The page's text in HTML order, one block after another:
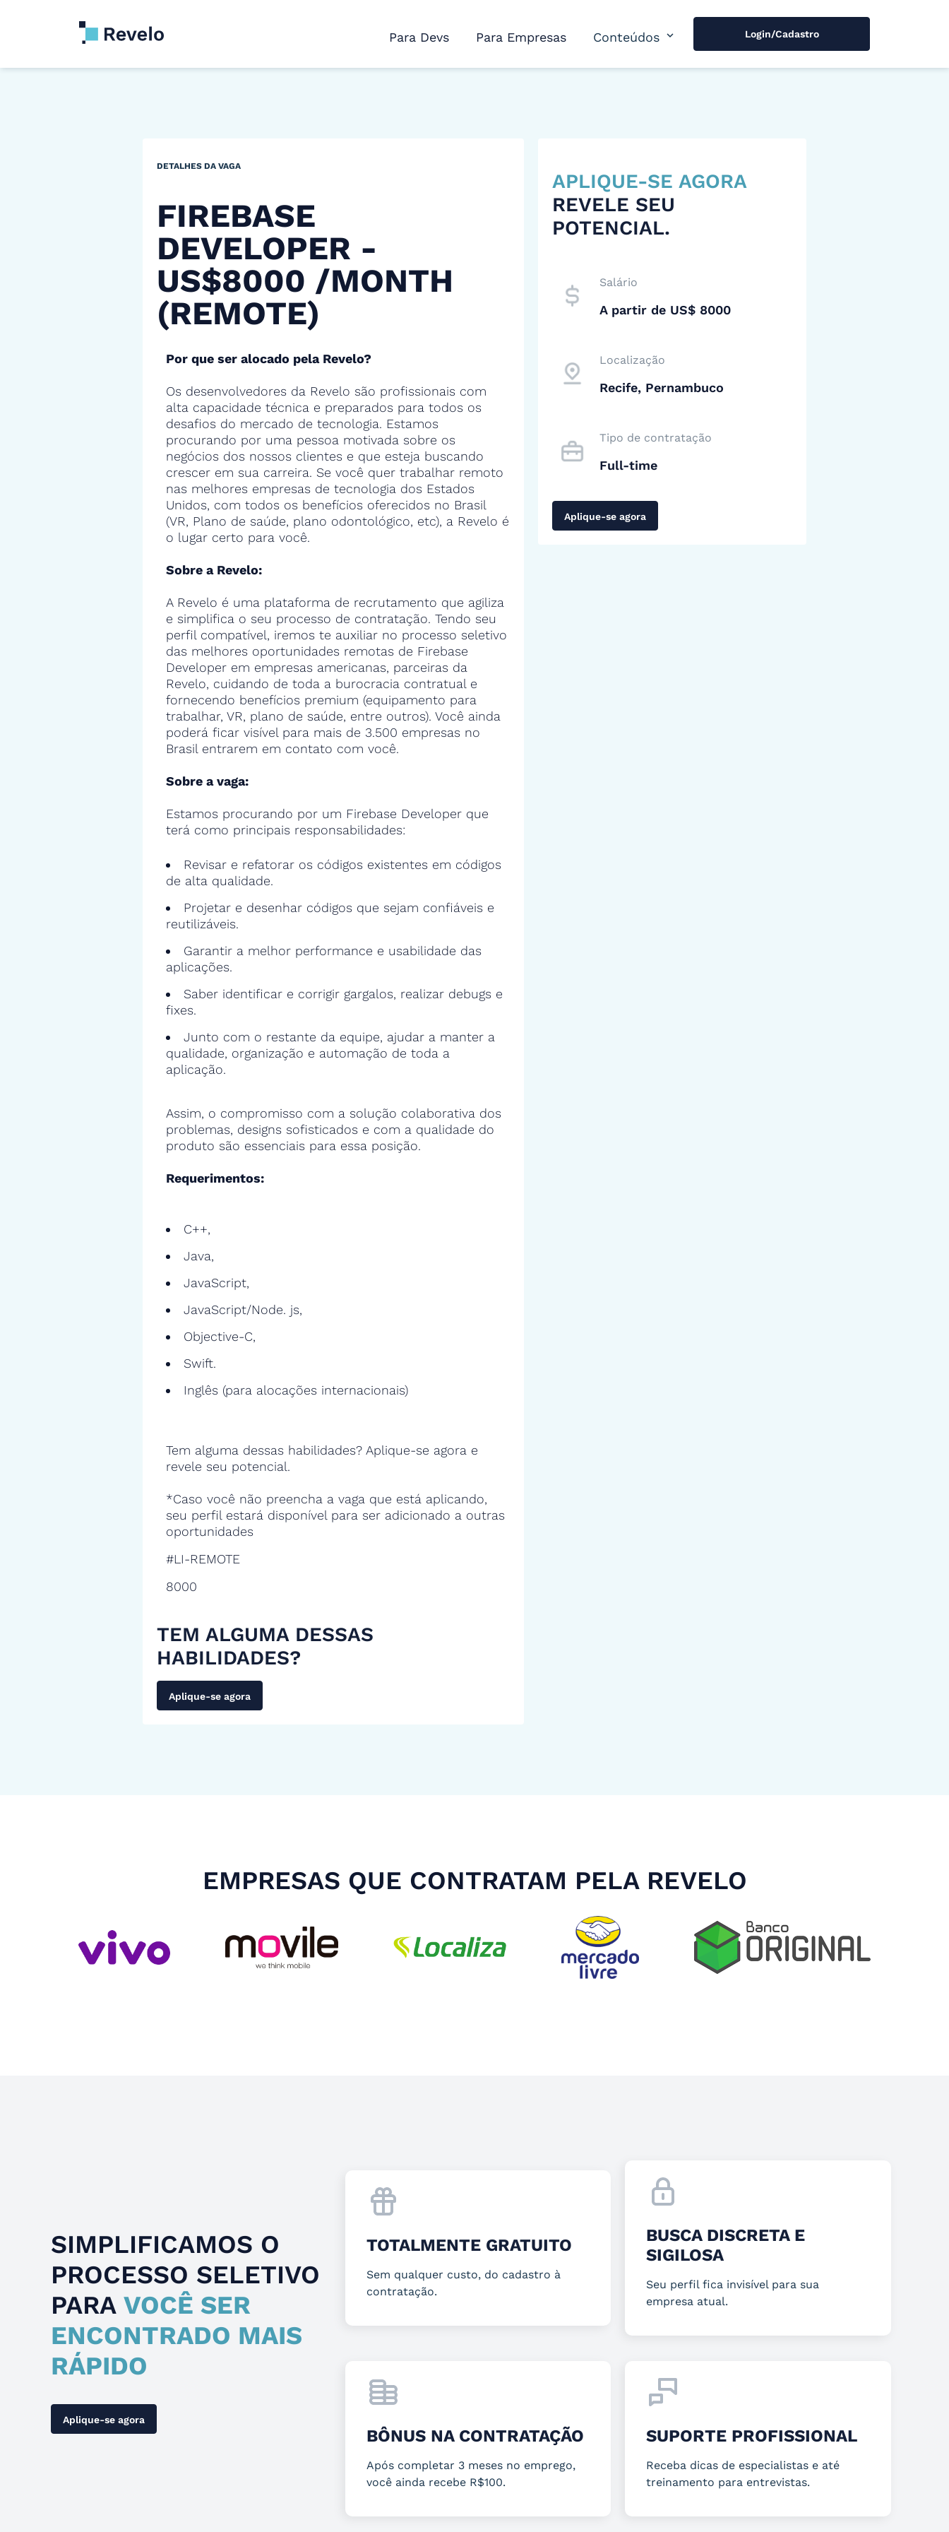
Para Devs Para Empresas Conteúdos expand_more Login/Cadastro
DETALHES DA VAGA
FIREBASE
DEVELOPER -
US$8000 /MONTH
(REMOTE)
Por que ser alocado pela Revelo?
Os desenvolvedores da Revelo são profissionais com
alta capacidade técnica e preparados para todos os
desafios do mercado de tecnologia. Estamos
procurando por uma pessoa motivada sobre os
negócios dos nossos clientes e que esteja buscando
crescer em sua carreira. Se você quer trabalhar remoto
nas melhores empresas de tecnologia dos Estados
Unidos, com todos os benefícios oferecidos no Brasil
(VR, Plano de saúde, plano odontológico, etc), a Revelo é
o lugar certo para você.
Sobre a Revelo:
A Revelo é uma plataforma de recrutamento que agiliza
e simplifica o seu processo de contratação. Tendo seu
perfil compatível, iremos te auxiliar no processo seletivo
das melhores oportunidades remotas de Firebase
Developer em empresas americanas, parceiras da
Revelo, cuidando de toda a burocracia contratual e
fornecendo benefícios premium (equipamento para
trabalhar, VR, plano de saúde, entre outros). Você ainda
poderá ficar visível para mais de 3.500 empresas no
Brasil entrarem em contato com você.
Sobre a vaga:
Estamos procurando por um Firebase Developer que
terá como principais responsabilidades:
Revisar e refatorar os códigos existentes em códigos
de alta qualidade.
Projetar e desenhar códigos que sejam confiáveis e
reutilizáveis.
Garantir a melhor performance e usabilidade das
aplicações.
Saber identificar e corrigir gargalos, realizar debugs e
fixes.
Junto com o restante da equipe, ajudar a manter a
qualidade, organização e automação de toda a
aplicação.
Assim, o compromisso com a solução colaborativa dos
problemas, designs sofisticados e com a qualidade do
produto são essenciais para essa posição.
Requerimentos:
C++,
Java,
JavaScript,
JavaScript/Node. js,
Objective-C,
Swift.
Inglês (para alocações internacionais)
Tem alguma dessas habilidades? Aplique-se agora e
revele seu potencial.
*Caso você não preencha a vaga que está aplicando,
seu perfil estará disponível para ser adicionado a outras
oportunidades
#LI-REMOTE
8000
TEM ALGUMA DESSAS
HABILIDADES?
Aplique-se agora
APLIQUE-SE AGORA
REVELE SEU
POTENCIAL.
Salário
A partir de US$ 8000
Localização
Recife, Pernambuco
Tipo de contratação
Full-time
Aplique-se agora
EMPRESAS QUE CONTRATAM PELA REVELO
SIMPLIFICAMOS O
PROCESSO SELETIVO
PARA VOCÊ SER
ENCONTRADO MAIS
RÁPIDO
Aplique-se agora
TOTALMENTE GRATUITO
Sem qualquer custo, do cadastro à
contratação.
BUSCA DISCRETA E
SIGILOSA
Seu perfil fica invisível para sua
empresa atual.
BÔNUS NA CONTRATAÇÃO
Após completar 3 meses no emprego,
você ainda recebe R$100.
SUPORTE PROFISSIONAL
Receba dicas de especialistas e até
treinamento para entrevistas.